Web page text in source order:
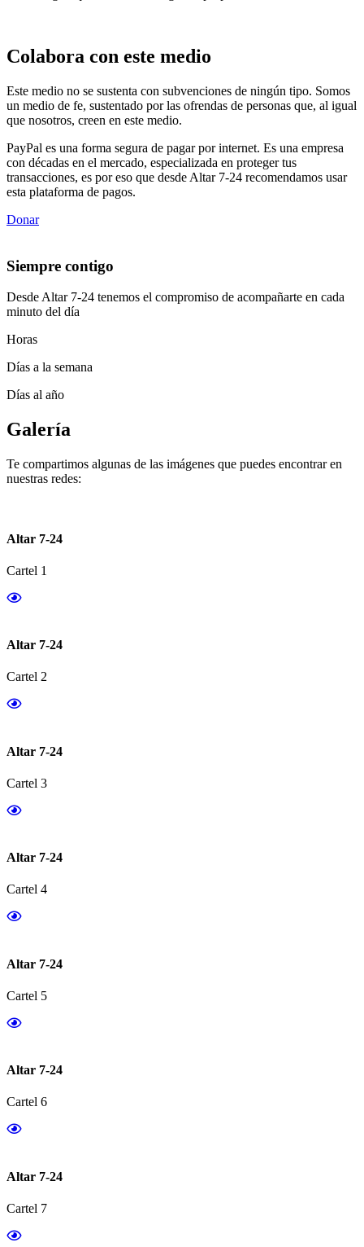
Colabora con este medio
Este medio no se sustenta con subvenciones de ningún tipo. Somos
un medio de fe, sustentado por las ofrendas de personas que, al igual
que nosotros, creen en este medio.
PayPal es una forma segura de pagar por internet. Es una empresa
con décadas en el mercado, especializada en proteger tus
transacciones, es por eso que desde Altar 7-24 recomendamos usar
esta plataforma de pagos.
Donar
Siempre contigo
Desde Altar 7-24 tenemos el compromiso de acompañarte en cada
minuto del día
Horas
Días a la semana
Días al año
Galería
Te compartimos algunas de las imágenes que puedes encontrar en
nuestras redes:
Altar 7-24
Cartel 1
Altar 7-24
Cartel 2
Altar 7-24
Cartel 3
Altar 7-24
Cartel 4
Altar 7-24
Cartel 5
Altar 7-24
Cartel 6
Altar 7-24
Cartel 7